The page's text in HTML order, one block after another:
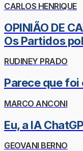
CARLOS HENRIQUE
OPINIÃO DE
Os Partidos
RUDINEY PRADO
Parece que foi
MARCO ANCONI
Eu, a IA
GEOVANI BERNO